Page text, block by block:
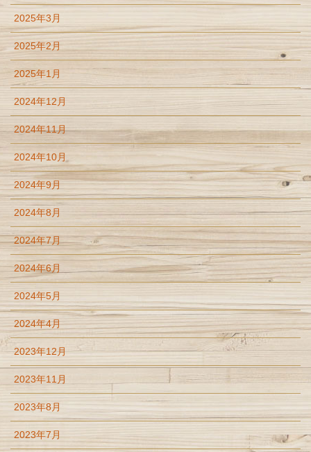
2025年3月
2025年2月
2025年1月
2024年12月
2024年11月
2024年10月
2024年9月
2024年8月
2024年7月
2024年6月
2024年5月
2024年4月
2023年12月
2023年11月
2023年8月
2023年7月